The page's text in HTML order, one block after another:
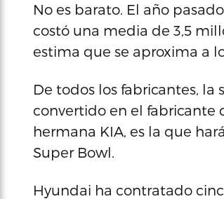
No es barato. El año
costó una media de 3,5
estima que se aproxima a
De todos los fabricantes, la
convertido en el fabricante
hermana KIA, es la que
Super Bowl.
Hyundai ha contratado